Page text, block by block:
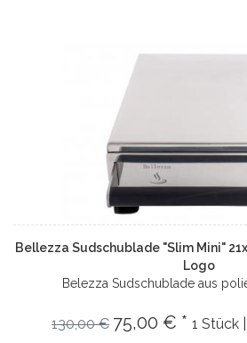
Bellezza Sudschublade "Slim Mini"
Logo
Belezza Sudschublade aus
130,00 € 75,00 € * 1 Stück